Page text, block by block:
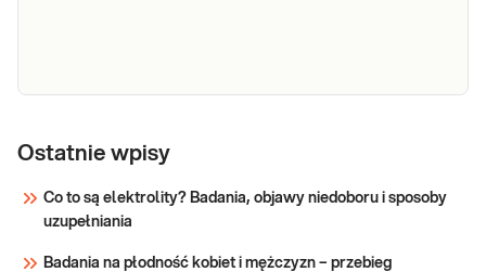
przeciwciała
HCV w surowicy krwi, przydatne w
wątroby typu C (WZW C).
Ostatnie wpisy
Co to są elektrolity? Badania, objawy niedoboru i sposoby
uzupełniania
Badania na płodność kobiet i mężczyzn – przebieg